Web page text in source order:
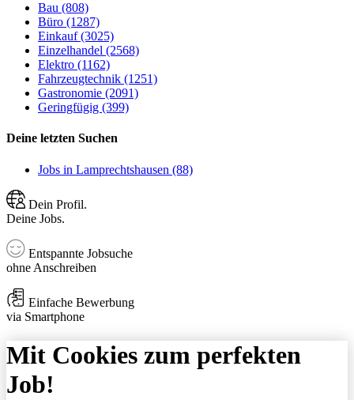
Bau (808)
Büro (1287)
Einkauf (3025)
Einzelhandel (2568)
Elektro (1162)
Fahrzeugtechnik (1251)
Gastronomie (2091)
Geringfügig (399)
Deine letzten Suchen
Jobs in Lamprechtshausen (88)
Dein Profil.
Deine Jobs.
Entspannte Jobsuche
ohne Anschreiben
Einfache Bewerbung
via Smartphone
Mit Cookies zum perfekten
Job!